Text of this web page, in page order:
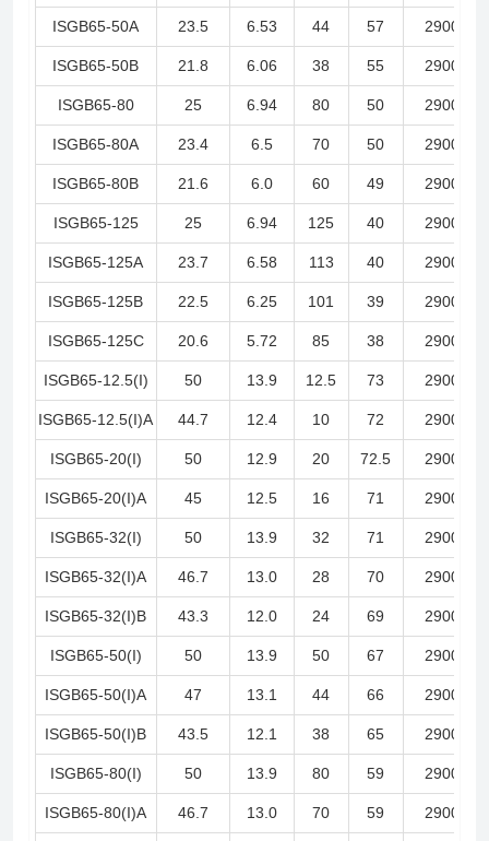
ISGB65-50A 23.5 6.53 44 57 2900
ISGB65-50B 21.8 6.06 38 55 2900
ISGB65-80 25 6.94 80 50 2900
ISGB65-80A 23.4 6.5 70 50 2900
ISGB65-80B 21.6 6.0 60 49 2900
ISGB65-125 25 6.94 125 40 2900
ISGB65-125A 23.7 6.58 113 40 2900
ISGB65-125B 22.5 6.25 101 39 2900
ISGB65-125C 20.6 5.72 85 38 2900
ISGB65-12.5(I) 50 13.9 12.5 73 2900
ISGB65-12.5(I)A 44.7 12.4 10 72 2900
ISGB65-20(I) 50 12.9 20 72.5 2900
ISGB65-20(I)A 45 12.5 16 71 2900
ISGB65-32(I) 50 13.9 32 71 2900
ISGB65-32(I)A 46.7 13.0 28 70 2900
ISGB65-32(I)B 43.3 12.0 24 69 2900
ISGB65-50(I) 50 13.9 50 67 2900
ISGB65-50(I)A 47 13.1 44 66 2900
ISGB65-50(I)B 43.5 12.1 38 65 2900
ISGB65-80(I) 50 13.9 80 59 2900
ISGB65-80(I)A 46.7 13.0 70 59 2900